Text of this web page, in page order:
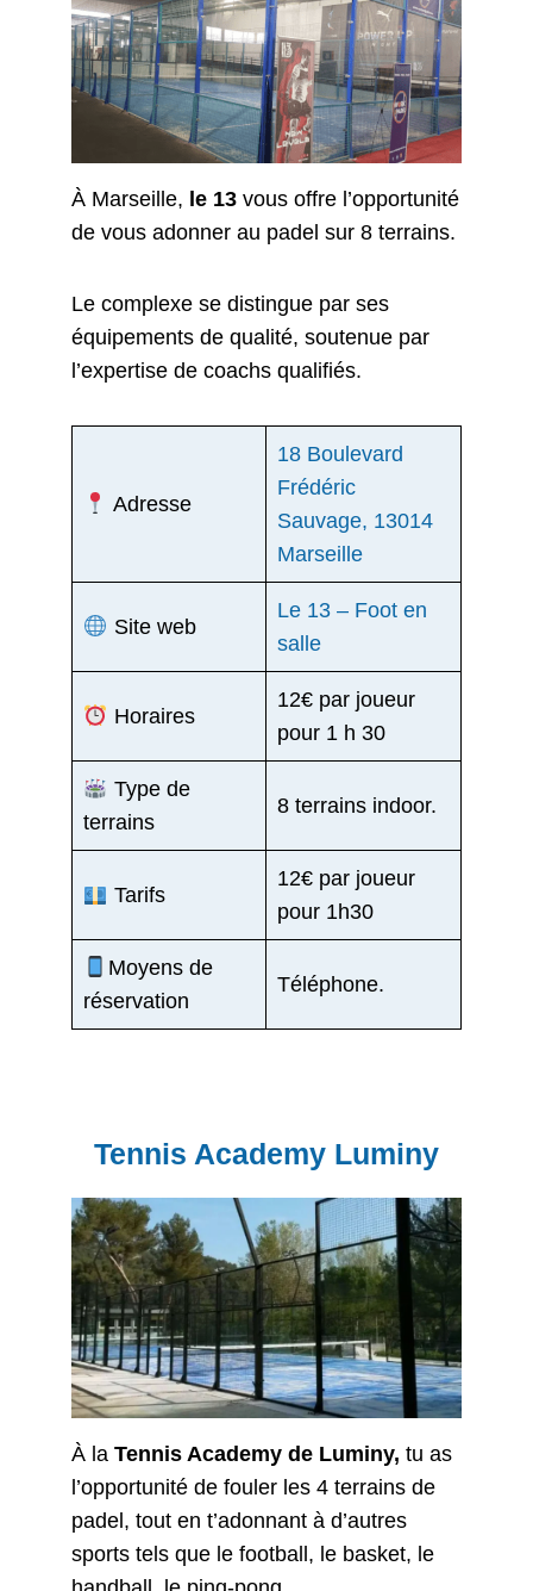
À Marseille, le 13 vous offre l’opportunité
de vous adonner au padel sur 8 terrains.
Le complexe se distingue par ses
équipements de qualité, soutenue par
l’expertise de coachs qualifiés.
Adresse
18 Boulevard
Frédéric
Sauvage, 13014
Marseille
Site web
Le 13 – Foot en
salle
Horaires
12€ par joueur
pour 1 h 30
Type de
terrains
8 terrains indoor.
Tarifs
12€ par joueur
pour 1h30
Moyens de
réservation
Téléphone.
Tennis Academy Luminy
À la Tennis Academy de Luminy, tu as
l’opportunité de fouler les 4 terrains de
padel, tout en t’adonnant à d’autres
sports tels que le football, le basket, le